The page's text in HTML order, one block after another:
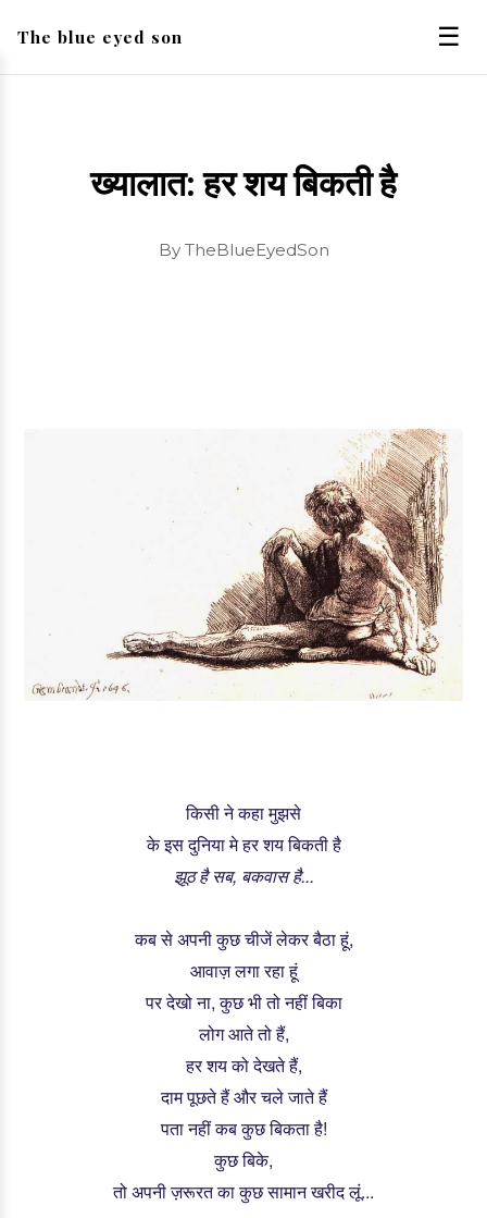
The blue eyed son ☰
ख्यालात: हर शय बिकती है
By TheBlueEyedSon
किसी ने कहा मुझसे
के इस दुनिया मे हर शय बिकती है
झूठ है सब, बकवास है...
कब से अपनी कुछ चीजें लेकर बैठा हूं,
आवाज़ लगा रहा हूं
पर देखो ना, कुछ भी तो नहीं बिका
लोग आते तो हैं,
हर शय को देखते हैं,
दाम पूछते हैं और चले जाते हैं
पता नहीं कब कुछ बिकता है!
कुछ बिके,
तो अपनी ज़रूरत का कुछ सामान खरीद लूं...